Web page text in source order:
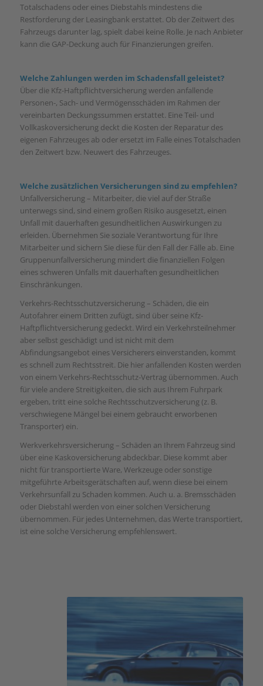
Totalschadens oder eines Diebstahls mindestens die
Restforderung der Leasingbank erstattet. Ob der Zeitwert des
Fahrzeugs darunter lag, spielt dabei keine Rolle. Je nach Anbieter
kann die GAP-Deckung auch für Finanzierungen greifen.
Welche Zahlungen werden im Schadensfall geleistet?
Über die Kfz-Haftpflichtversicherung werden anfallende
Personen-, Sach- und Vermögensschäden im Rahmen der
vereinbarten Deckungssummen erstattet. Eine Teil- und
Vollkaskoversicherung deckt die Kosten der Reparatur des
eigenen Fahrzeuges ab oder ersetzt im Falle eines Totalschaden
den Zeitwert bzw. Neuwert des Fahrzeuges.
Welche zusätzlichen Versicherungen sind zu empfehlen?
Unfallversicherung – Mitarbeiter, die viel auf der Straße
unterwegs sind, sind einem großen Risiko ausgesetzt, einen
Unfall mit dauerhaften gesundheitlichen Auswirkungen zu
erleiden. Übernehmen Sie soziale Verantwortung für Ihre
Mitarbeiter und sichern Sie diese für den Fall der Fälle ab. Eine
Gruppenunfallversicherung mindert die finanziellen Folgen
eines schweren Unfalls mit dauerhaften gesundheitlichen
Einschränkungen.
Verkehrs-Rechtsschutzversicherung – Schäden, die ein
Autofahrer einem Dritten zufügt, sind über seine Kfz-
Haftpflichtversicherung gedeckt. Wird ein Verkehrsteilnehmer
aber selbst geschädigt und ist nicht mit dem
Abfindungsangebot eines Versicherers einverstanden, kommt
es schnell zum Rechtsstreit. Die hier anfallenden Kosten werden
von einem Verkehrs-Rechtsschutz-Vertrag übernommen. Auch
für viele andere Streitigkeiten, die sich aus Ihrem Fuhrpark
ergeben, tritt eine solche Rechtsschutzversicherung (z. B.
verschwiegene Mängel bei einem gebraucht erworbenen
Transporter) ein.
Werkverkehrsversicherung – Schäden an Ihrem Fahrzeug sind
über eine Kaskoversicherung abdeckbar. Diese kommt aber
nicht für transportierte Ware, Werkzeuge oder sonstige
mitgeführte Arbeitsgerätschaften auf, wenn diese bei einem
Verkehrsunfall zu Schaden kommen. Auch u. a. Bremsschäden
oder Diebstahl werden von einer solchen Versicherung
übernommen. Für jedes Unternehmen, das Werte transportiert,
ist eine solche Versicherung empfehlenswert.